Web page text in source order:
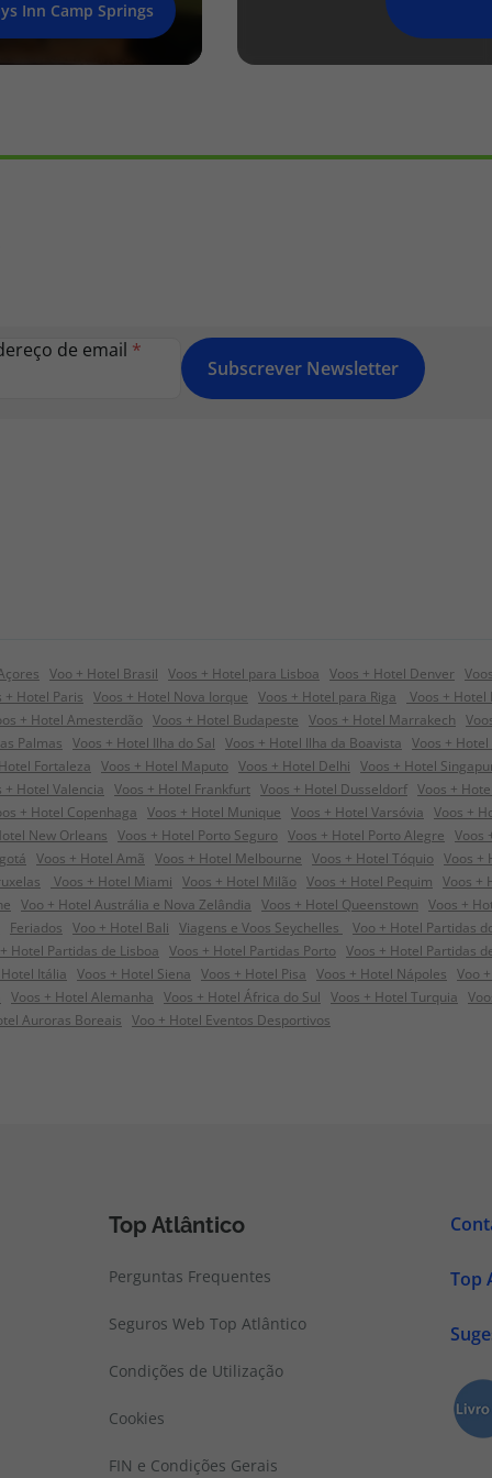
Inn Camp Springs
de email *
Subscrever Newsletter
Voo + Hotel Brasil Voos + Hotel para Lisboa Voos + Hotel Denver
+ Hotel Paris Voos + Hotel Nova Iorque Voos + Hotel para Riga
Voos + Hotel
+ Hotel Amesterdão Voos + Hotel Budapeste Voos + Hotel Marrakech
Palmas Voos + Hotel Ilha do Sal Voos + Hotel Ilha da Boavista Voos +
Fortaleza Voos + Hotel Maputo Voos + Hotel Delhi Voos + Hotel
+ Hotel Valencia Voos + Hotel Frankfurt Voos + Hotel Dusseldorf Voos +
+ Hotel Copenhaga Voos + Hotel Munique Voos + Hotel Varsóvia Voos +
New Orleans Voos + Hotel Porto Seguro Voos + Hotel Porto Alegre Voos
Voos + Hotel Amã Voos + Hotel Melbourne Voos + Hotel Tóquio Voos +
Voos + Hotel Miami Voos + Hotel Milão Voos + Hotel Pequim Voos +
Voo + Hotel Austrália e Nova Zelândia Voos + Hotel Queenstown Voos +
Feriados Voo + Hotel Bali Viagens e Voos Seychelles
Voo + Hotel Partidas
Hotel Partidas de Lisboa Voos + Hotel Partidas Porto Voos + Hotel Partidas
Itália Voos + Hotel Siena Voos + Hotel Pisa Voos + Hotel Nápoles Voo
Voos + Hotel Alemanha Voos + Hotel África do Sul Voos + Hotel Turquia
Auroras Boreais Voo + Hotel Eventos Desportivos
Top Atlântico
Perguntas Frequentes
Seguros Web Top Atlântico
Condições de Utilização
Cookies
FIN e Condições Gerais
Top